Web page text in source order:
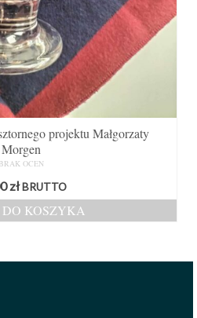
projektu Małgorzaty
Morgen
BRAK OCEN
zł BRUTTO
DO KOSZYKA